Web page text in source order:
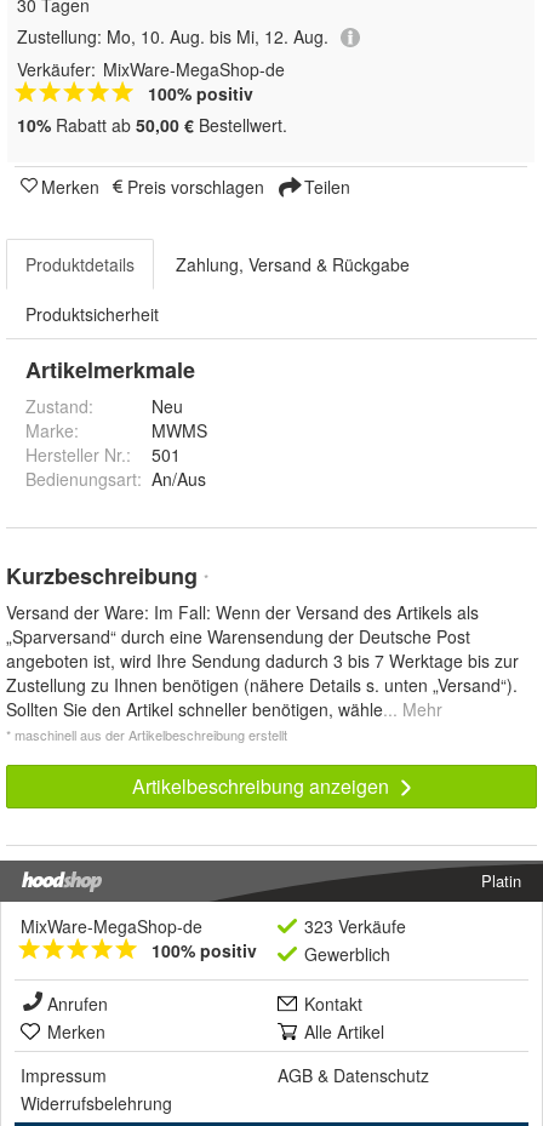
Zustellung: Mo, 10. Aug. bis Mi, 12. Aug.
Verkäufer: MixWare-MegaShop-de
100% positiv
10% Rabatt ab 50,00 € Bestellwert.
Merken Preis vorschlagen Teilen
Produktdetails Zahlung, Versand & Rückgabe
Produktsicherheit
Artikelmerkmale
Zustand:
Neu
Marke:
MWMS
Hersteller Nr.:
501
Bedienungsart: An/Aus
Kurzbeschreibung *
Versand der Ware: Im Fall: Wenn der Versand des Artikels als
„Sparversand“ durch eine Warensendung der Deutsche Post
angeboten ist, wird Ihre Sendung dadurch 3 bis 7 Werktage bis zur
Zustellung zu Ihnen benötigen (nähere Details s. unten „Versand“).
Sollten Sie den Artikel schneller benötigen, wähle... Mehr
* maschinell aus der Artikelbeschreibung erstellt
Artikelbeschreibung anzeigen
Platin
MixWare-MegaShop-de
100% positiv
323 Verkäufe
Gewerblich
Anrufen
Kontakt
Merken
Alle Artikel
Impressum
AGB & Datenschutz
Widerrufsbelehrung